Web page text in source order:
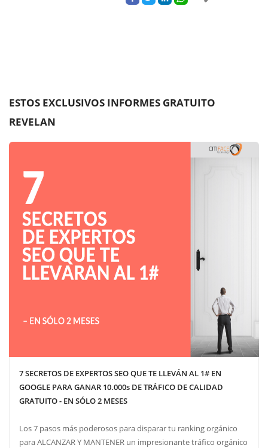
ESTOS EXCLUSIVOS INFORMES GRATUITO
REVELAN
7 SECRETOS DE EXPERTOS SEO QUE TE LLEVÁN AL 1# EN
GOOGLE PARA GANAR 10.000s DE TRÁFICO DE CALIDAD
GRATUITO - EN SÓLO 2 MESES
Los 7 pasos más poderosos para disparar tu ranking orgánico
para ALCANZAR Y MANTENER un impresionante tráfico orgánico